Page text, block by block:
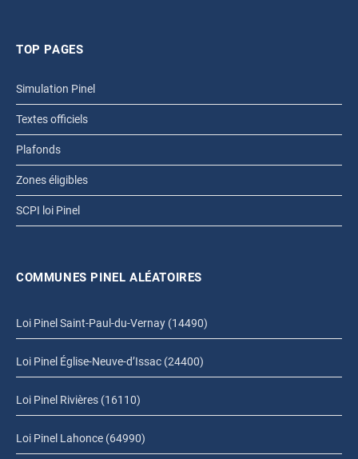
TOP PAGES
Simulation Pinel
Textes officiels
Plafonds
Zones éligibles
SCPI loi Pinel
COMMUNES PINEL ALÉATOIRES
Loi Pinel Saint-Paul-du-Vernay (14490)
Loi Pinel Église-Neuve-d’Issac (24400)
Loi Pinel Rivières (16110)
Loi Pinel Lahonce (64990)